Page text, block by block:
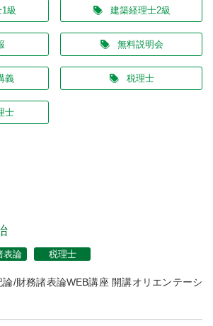
級 建築経理士2級
無料説明会
義 税理士
士
表論 税理士
/財務諸表論WEB講座 開講オリエンテーシ